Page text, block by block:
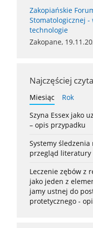
Zakopiańskie
Stomatologicznej -
technologie
Zakopane,
Najczęściej
Miesiąc
Rok
Szyna Essex jako
– opis przypadku
Systemy
przegląd literatury
Leczenie zębów z
jako jeden z
jamy ustnej do
protetycznego -